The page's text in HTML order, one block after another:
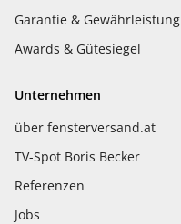
Garantie & Gewährleistung
Awards & Gütesiegel
Unternehmen
über fensterversand.at
TV-Spot Boris Becker
Referenzen
Jobs